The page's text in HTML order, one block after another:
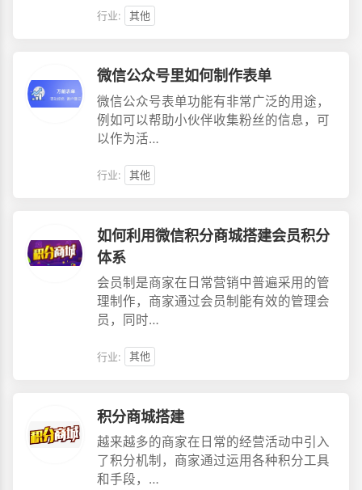
行业: 其他
微信公众号里如何制作表单
微信公众号表单功能有非常广泛的用途，
例如可以帮助小伙伴收集粉丝的信息，可
以作为活…
行业: 其他
如何利用微信积分商城搭建会员积分
体系
会员制是商家在日常营销中普遍采用的管
理制作，商家通过会员制能有效的管理会
员，同时…
行业: 其他
积分商城搭建
越来越多的商家在日常的经营活动中引入
了积分机制，商家通过运用各种积分工具
和手段，…